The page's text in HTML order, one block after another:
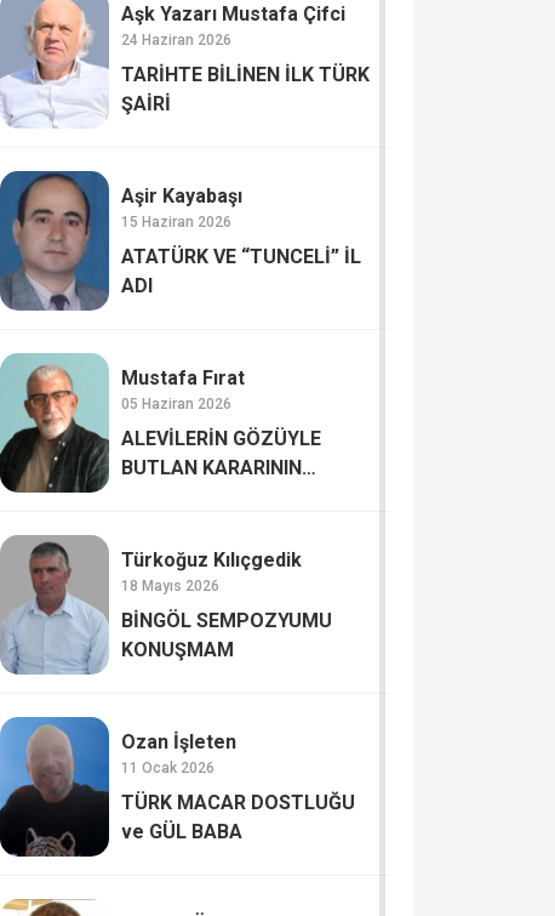
Aşk Yazarı Mustafa Çifci
24 Haziran 2026
TARİHTE BİLİNEN İLK TÜRK
ŞAİRİ
Aşir Kayabaşı
15 Haziran 2026
ATATÜRK VE “TUNCELİ” İL
ADI
Mustafa Fırat
05 Haziran 2026
ALEVİLERİN GÖZÜYLE
BUTLAN KARARININ
Türkoğuz Kılıçgedik
18 Mayıs 2026
BİNGÖL SEMPOZYUMU
KONUŞMAM
Ozan İşleten
11 Ocak 2026
TÜRK MACAR DOSTLUĞU
ve GÜL BABA